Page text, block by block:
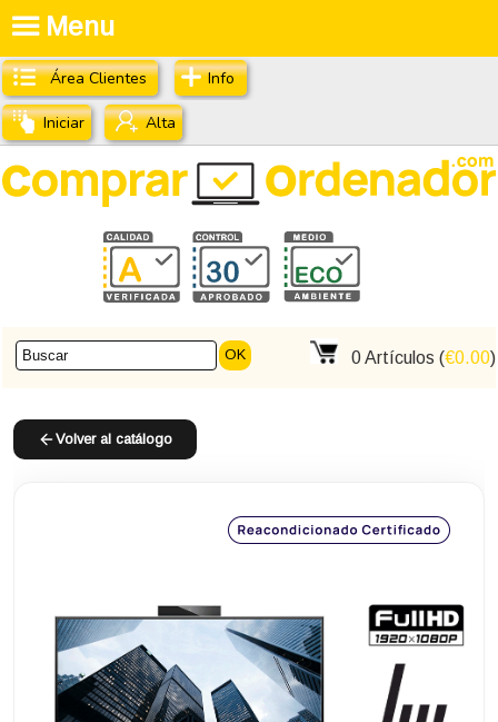
Área Clientes Info
Iniciar Alta
OK 0Artículos (€0.00)
Menu
Volver al catálogo